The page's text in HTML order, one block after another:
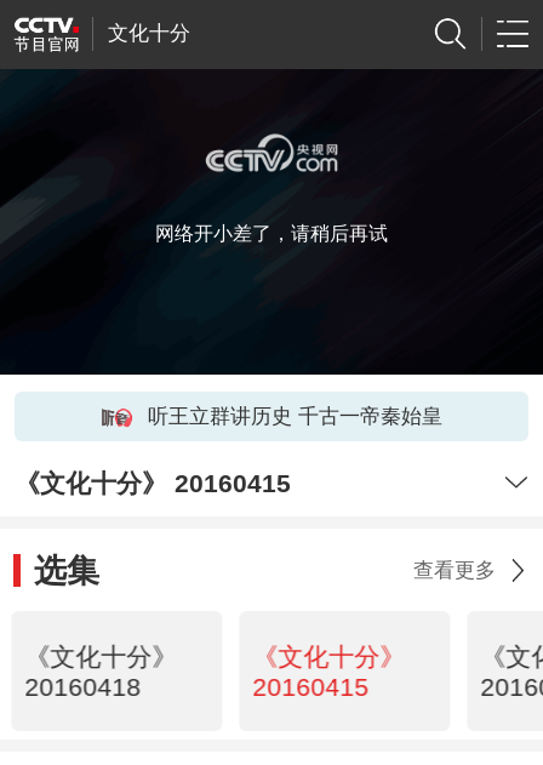
文化十分
网络开小差了，请稍后再试
听王立群讲历史 千古一帝秦始皇
《文化十分》 20160415
选集 查看更多
《文化十分》
20160418
《文化十分》
20160415
《